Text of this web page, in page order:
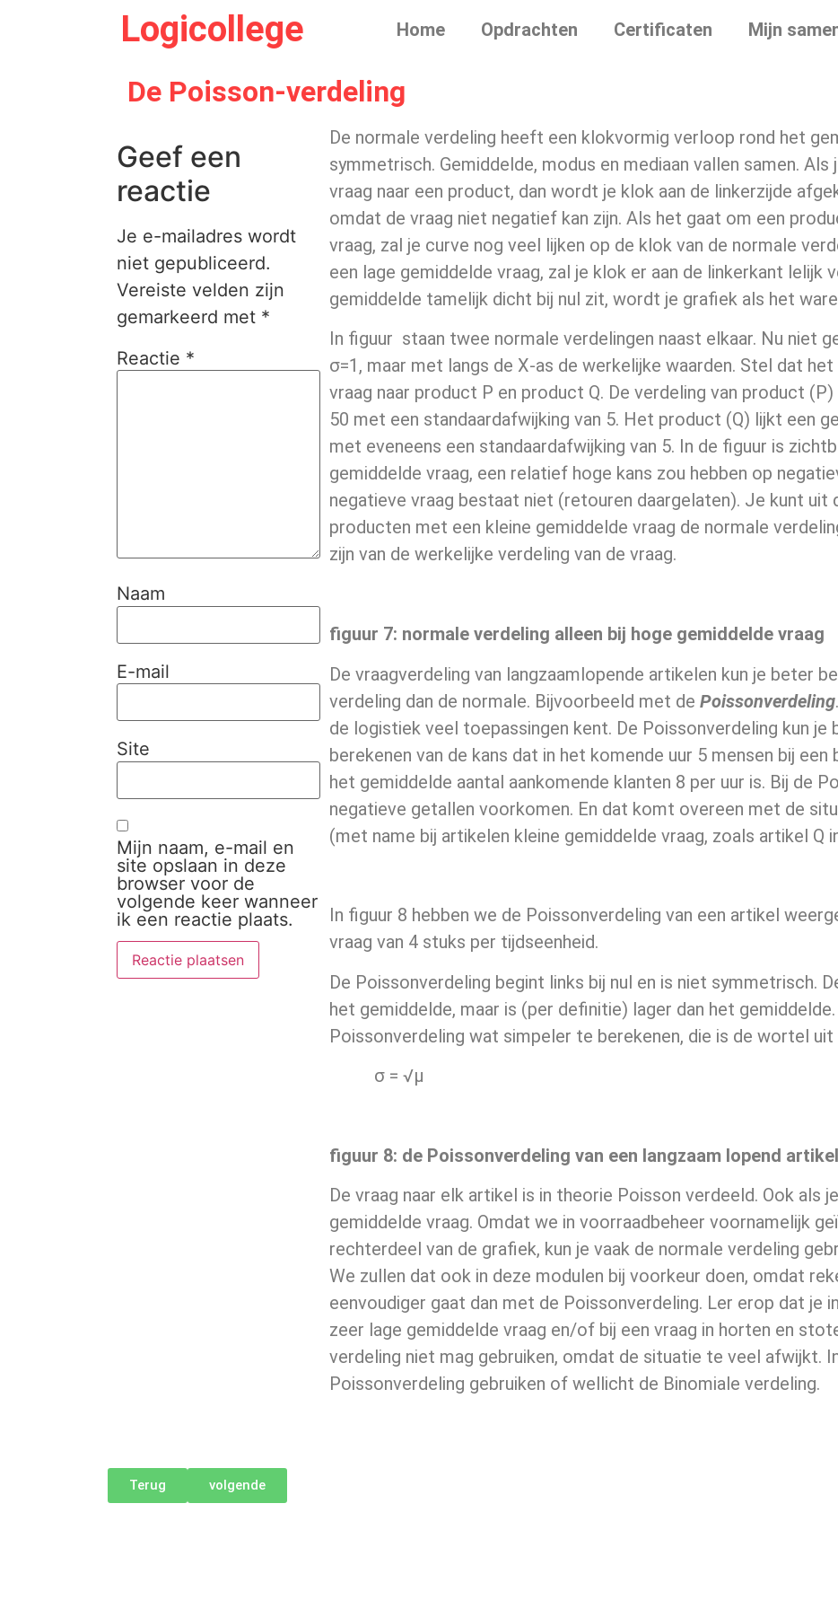
Logicollege Home Opdrachten Certificaten Mijn
De Poisson-verdeling
Geef een
reactie
Je e-mailadres wordt
niet gepubliceerd.
Vereiste velden zijn
gemarkeerd met *
Reactie *
Naam
E-mail
Site
Mijn naam, e-mail en
site opslaan in deze
browser voor de
volgende keer wanneer
ik een reactie plaats.
De normale verdeling heeft een klokvormig verloop rond het
symmetrisch. Gemiddelde, modus en mediaan vallen samen.
vraag naar een product, dan wordt je klok aan de linkerzijde
omdat de vraag niet negatief kan zijn. Als het gaat om een
vraag, zal je curve nog veel lijken op de klok van de normale
een lage gemiddelde vraag, zal je klok er aan de linkerkant lelijk
gemiddelde tamelijk dicht bij nul zit, wordt je grafiek als het
In figuur staan twee normale verdelingen naast elkaar. Nu niet
σ=1, maar met langs de X-as de werkelijke waarden. Stel dat
vraag naar product P en product Q. De verdeling van product
50 met een standaardafwijking van 5. Het product (Q) lijkt een
met eveneens een standaardafwijking van 5. In de figuur is
gemiddelde vraag, een relatief hoge kans zou hebben op
negatieve vraag bestaat niet (retouren daargelaten). Je kunt uit
producten met een kleine gemiddelde vraag de normale
zijn van de werkelijke verdeling van de vraag.
figuur 7: normale verdeling alleen bij hoge gemiddelde vraag
De vraagverdeling van langzaamlopende artikelen kun je beter
verdeling dan de normale. Bijvoorbeeld met de Poissonverdeling
de logistiek veel toepassingen kent. De Poissonverdeling kun
berekenen van de kans dat in het komende uur 5 mensen bij
het gemiddelde aantal aankomende klanten 8 per uur is. Bij de
negatieve getallen voorkomen. En dat komt overeen met de
(met name bij artikelen kleine gemiddelde vraag, zoals artikel Q
In figuur 8 hebben we de Poissonverdeling van een artikel
vraag van 4 stuks per tijdseenheid.
De Poissonverdeling begint links bij nul en is niet symmetrisch.
het gemiddelde, maar is (per definitie) lager dan het
Poissonverdeling wat simpeler te berekenen, die is de wortel
σ = √μ
figuur 8: de Poissonverdeling van een langzaam lopend
De vraag naar elk artikel is in theorie Poisson verdeeld. Ook als
gemiddelde vraag. Omdat we in voorraadbeheer voornamelijk
rechterdeel van de grafiek, kun je vaak de normale verdeling
We zullen dat ook in deze modulen bij voorkeur doen, omdat
eenvoudiger gaat dan met de Poissonverdeling. Ler erop dat je
zeer lage gemiddelde vraag en/of bij een vraag in horten en
verdeling niet mag gebruiken, omdat de situatie te veel afwijkt.
Poissonverdeling gebruiken of wellicht de Binomiale verdeling.
Terug volgende